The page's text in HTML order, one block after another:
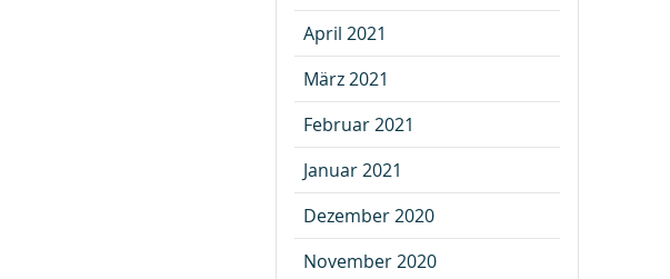
April 2021
März 2021
Februar 2021
Januar 2021
Dezember 2020
November 2020